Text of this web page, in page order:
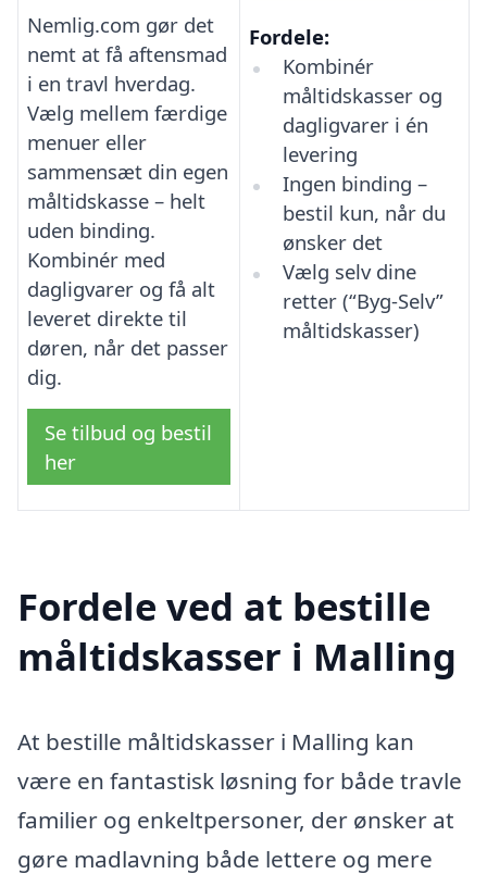
Nemlig.com gør det
nemt at få aftensmad
i en travl hverdag.
Vælg mellem færdige
menuer eller
sammensæt din egen
måltidskasse – helt
uden binding.
Kombinér med
dagligvarer og få alt
leveret direkte til
døren, når det passer
dig.
Se tilbud og bestil
her
Fordele:
Kombinér
måltidskasser og
dagligvarer i én
levering
Ingen binding –
bestil kun, når du
ønsker det
Vælg selv dine
retter (“Byg-Selv”
måltidskasser)
Fordele ved at bestille
måltidskasser i Malling
At bestille måltidskasser i Malling kan
være en fantastisk løsning for både travle
familier og enkeltpersoner, der ønsker at
gøre madlavning både lettere og mere